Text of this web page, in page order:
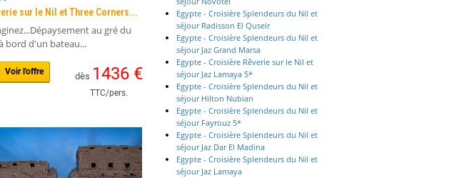
sur le Nil et Three Corners...
au gré du
bord d'un bateau...
dès 1436€
TTC/pers.
Voir l'offre
Egypte - Croisière Splendeurs du Nil et
séjour Radisson El Quseir
Egypte - Croisière Splendeurs du Nil et
séjour Jaz Grand Marsa
Egypte - Croisière Rêverie sur le Nil et
séjour Jaz Lamaya 5*
Egypte - Croisière Splendeurs du Nil et
séjour Hilton Nubian
Egypte - Croisière Splendeurs du Nil et
séjour Fayrouz 5*
Egypte - Croisière Splendeurs du Nil et
séjour Jaz Dar El Madina
Egypte - Croisière Splendeurs du Nil et
séjour Jaz Lamaya